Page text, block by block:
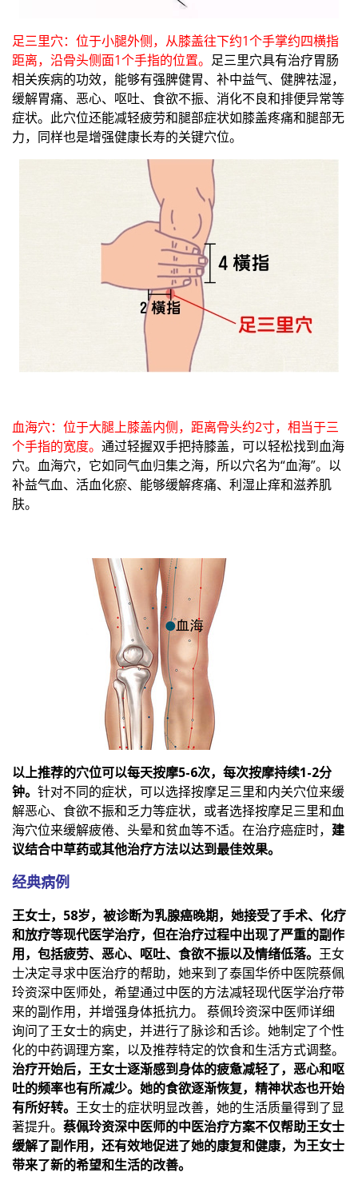
足三里穴：位于小腿外侧，从膝盖往下约1个手掌约四横指
距离，沿骨头侧面1个手指的位置。 足三里穴具有治疗胃肠
相关疾病的功效，能够有强脾健胃、补中益气、健脾祛湿，
缓解胃痛、恶心、呕吐、食欲不振、消化不良和排便异常等
症状。此穴位还能减轻疲劳和腿部症状如膝盖疼痛和腿部无
力，同样也是增强健康长寿的关键穴位。
血海穴：位于大腿上膝盖内侧，距离骨头约2寸，相当于三
个手指的宽度。 通过轻握双手把持膝盖，可以轻松找到血海
穴。血海穴，它如同气血归集之海，所以穴名为“血海”。以
补益气血、活血化瘀、能够缓解疼痛、利湿止痒和滋养肌
肤。
以上推荐的穴位可以每天按摩5-6次，每次按摩持续1-2分
钟。 针对不同的症状，可以选择按摩足三里和内关穴位来缓
解恶心、食欲不振和乏力等症状，或者选择按摩足三里和血
海穴位来缓解疲倦、头晕和贫血等不适。在治疗癌症时， 建
议结合中草药或其他治疗方法以达到最佳效果。
经典病例
王女士，58岁，被诊断为乳腺癌晚期，她接受了手术、化疗
和放疗等现代医学治疗，但在治疗过程中出现了严重的副作
用，包括疲劳、恶心、呕吐、食欲不振以及情绪低落。 王女
士决定寻求中医治疗的帮助，她来到了泰国华侨中医院蔡佩
玲资深中医师处，希望通过中医的方法减轻现代医学治疗带
来的副作用，并增强身体抵抗力。 蔡佩玲资深中医师详细
询问了王女士的病史，并进行了脉诊和舌诊。她制定了个性
化的中药调理方案，以及推荐特定的饮食和生活方式调整。
治疗开始后，王女士逐渐感到身体的疲惫减轻了，恶心和呕
吐的频率也有所减少。她的食欲逐渐恢复，精神状态也开始
有所好转。 王女士的症状明显改善，她的生活质量得到了显
著提升。 蔡佩玲资深中医师的中医治疗方案不仅帮助王女士
缓解了副作用，还有效地促进了她的康复和健康，为王女士
带来了新的希望和生活的改善。